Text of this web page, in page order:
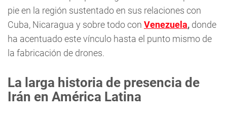
pie en la región sustentado en sus relaciones con
Cuba, Nicaragua y sobre todo con Venezuela, donde
ha acentuado este vínculo hasta el punto mismo de
la fabricación de drones.
La larga historia de presencia de
Irán en América Latina